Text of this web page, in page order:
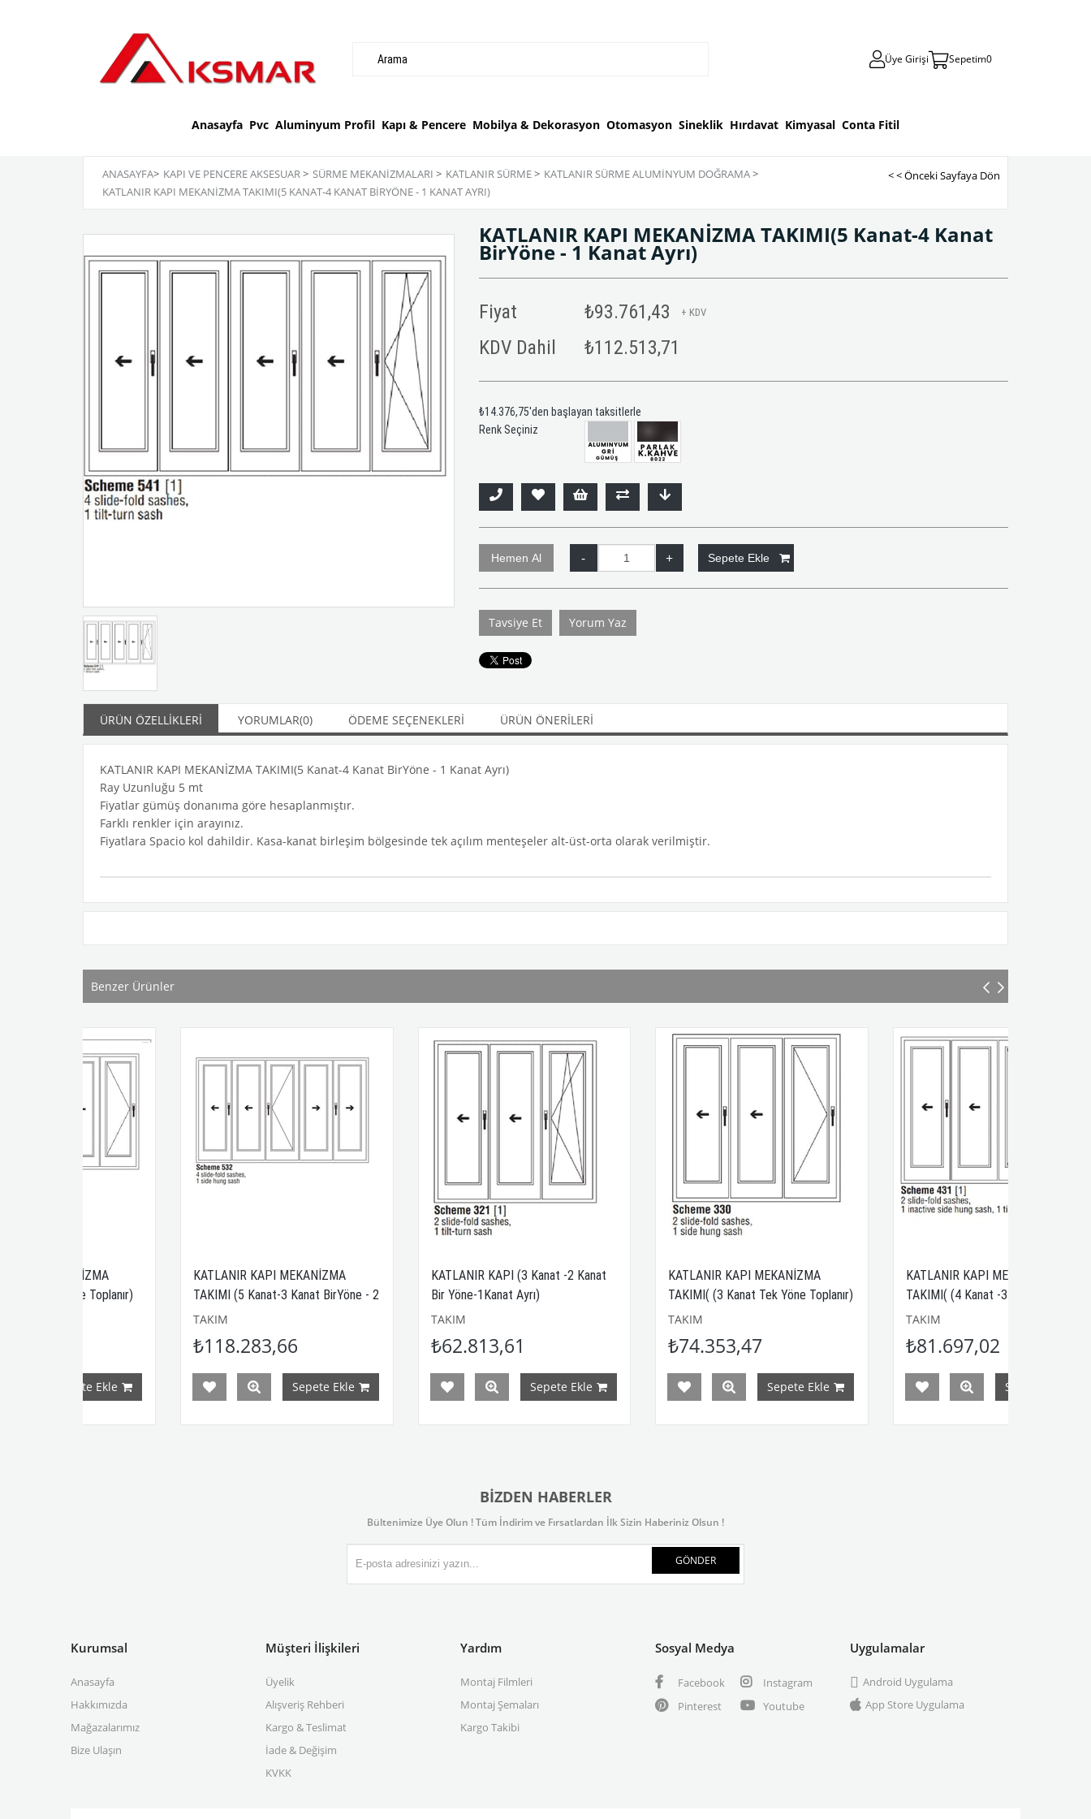
Üye Girişi Sepetim0
Anasayfa Pvc Aluminyum Profil Kapı & Pencere Mobilya & Dekorasyon Otomasyon Sineklik Hırdavat Kimyasal Conta Fitil
ANASAYFA> KAPI VE PENCERE AKSESUAR> SÜRME MEKANIZMALARI > KATLANIR SÜRME> KATLANIR SÜRME ALUMINYUM DOĞRAMA>
KATLANIR KAPI MEKANİZMA TAKIMI(5 KANAT-4 KANAT BIRYÖNE - 1 KANAT AYRI)
< < Önceki Sayfaya Dön
KATLANIR KAPI MEKANİZMA TAKIMI(5 Kanat-4 Kanat
BirYöne - 1 Kanat Ayrı)
Fiyat ₺93.761,43 + KDV
KDV Dahil ₺112.513,71
₺14.376,75'den başlayan taksitlerle
Renk Seçiniz
Tavsiye Et Yorum Yaz
ÜRÜN ÖZELLIKLERI YORUMLAR(0) ÖDEME SEÇENEKLERI ÜRÜN ÖNERILERI
KATLANIR KAPI MEKANİZMA TAKIMI(5 Kanat-4 Kanat BirYöne - 1 Kanat Ayrı)
Ray Uzunluğu 5 mt
Fiyatlar gümüş donanıma göre hesaplanmıştır.
Farklı renkler için arayınız.
Fiyatlara Spacio kol dahildir. Kasa-kanat birleşim bölgesinde tek açılım menteşeler alt-üst-orta olarak verilmiştir.
Benzer Ürünler
KATLANIR KAPI MEKANİZMA
TAKIMI (5 Kanat-3 Kanat BirYöne - 2
Kanat AyrıYöne)
₺118.283,66
Sepete Ekle
KATLANIR KAPI (3 Kanat -2 Kanat
Bir Yöne-1Kanat Ayrı)
₺62.813,61
Sepete Ekle
KATLANIR KAPI MEKANİZMA
TAKIMI( (3 Kanat Tek Yöne Toplanır)
₺74.353,47
Sepete Ekle
KATLANIR KAPI MEKANİZMA
TAKIMI( (4 Kanat -3 Kanat Bir Yöne -
₺81.697,02
Sepete Ekle
BIZDEN HABERLER
Bültenimize Üye Olun ! Tüm İndirim ve Fırsatlardan İlk Sizin Haberiniz Olsun !
GÖNDER
Kurumsal
Anasayfa
Hakkımızda
Mağazalarımız
Bize Ulaşın
Müşteri İlişkileri
Üyelik
Alışveriş Rehberi
Kargo & Teslimat
İade & Değişim
KVKK
Yardım
Montaj Filmleri
Montaj Şemaları
Kargo Takibi
Sosyal Medya
Facebook
Instagram
Pinterest
Youtube
Uygulamalar
Android Uygulama
App Store Uygulama